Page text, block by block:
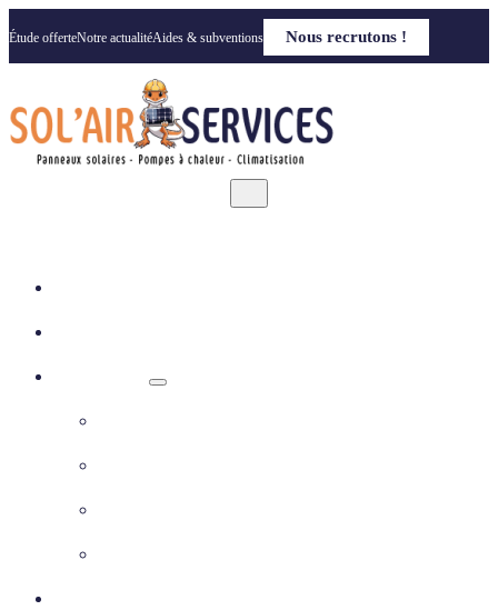
Étude offerteNotre actualitéAides & subventions Nous recrutons !